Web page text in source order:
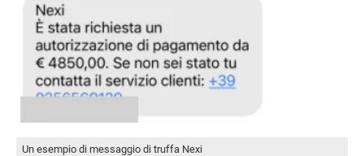
Un esempio di messaggio di truffa Nexi